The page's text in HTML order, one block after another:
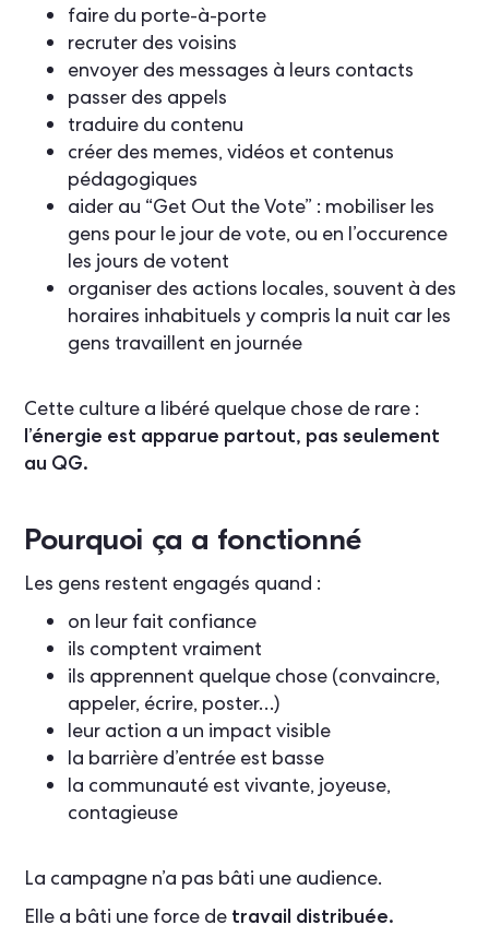
faire du porte-à-porte
recruter des voisins
envoyer des messages à leurs contacts
passer des appels
traduire du contenu
créer des memes, vidéos et contenus
pédagogiques
aider au “Get Out the Vote” : mobiliser les
gens pour le jour de vote, ou en l’occurence
les jours de votent
organiser des actions locales, souvent à des
horaires inhabituels y compris la nuit car les
gens travaillent en journée
Cette culture a libéré quelque chose de rare :
l’énergie est apparue partout, pas seulement
au QG.
Pourquoi ça a fonctionné
Les gens restent engagés quand :
on leur fait confiance
ils comptent vraiment
ils apprennent quelque chose (convaincre,
appeler, écrire, poster…)
leur action a un impact visible
la barrière d’entrée est basse
la communauté est vivante, joyeuse,
contagieuse
La campagne n’a pas bâti une audience.
Elle a bâti une force de travail distribuée.